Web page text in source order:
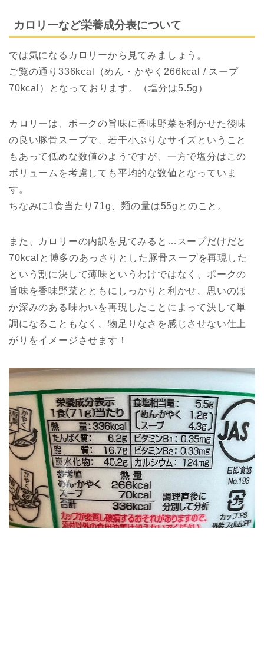
カロリーなど栄養成分表について
では気になるカロリーから見てみましょう。
ご覧の通り336kcal（めん・かやく266kcal / スープ
70kcal）となっております。（塩分は5.5g）
カロリーは、ポークの旨味に香味野菜を利かせた後味
の良い豚骨スープで、若干小ぶりなサイズということ
もあって低めな数値のようですが、一方で塩分はこの
ボリュームを考慮しても平均的な数値となっていま
す。
ちなみに1食当たり71g、麺の量は55gとのこと。
また、カロリーの内訳を見てみると…スープだけだと
70kcalと博多のあっさりとした豚骨スープを再現した
という割に決して薄味というわけではなく、ポークの
旨味を香味野菜とともにしっかりと利かせ、思いのほ
か深みのある味わいを再現したことによって決して単
調になることもなく、物足りなさを感じさせない仕上
がりをイメージさせます！